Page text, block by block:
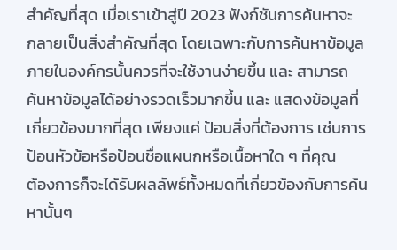
สำคัญที่สุด เมื่อเราเข้าสู่ปี 2023 ฟังก์ชันการค้นหาจะ
กลายเป็นสิ่งสำคัญที่สุดโดยเฉพาะกับการค้นหาข้อมูล
ภายในองค์กรนั้นควรที่จะใช้งานง่ายขึ้น และ สามารถ
ค้นหาข้อมูลได้อย่างรวดเร็วมากขึ้น และ แสดงข้อมูลที่
เกี่ยวข้องมากที่สุด เพียงแค่ ป้อนสิ่งที่ต้องการ เช่นการ
ป้อนหัวข้อหรือป้อนชื่อแผนกหรือเนื้อหาใด ๆ ที่คุณ
ต้องการก็จะได้รับผลลัพธ์ทั้งหมดที่เกี่ยวข้องกับการค้น
หานั้นๆ